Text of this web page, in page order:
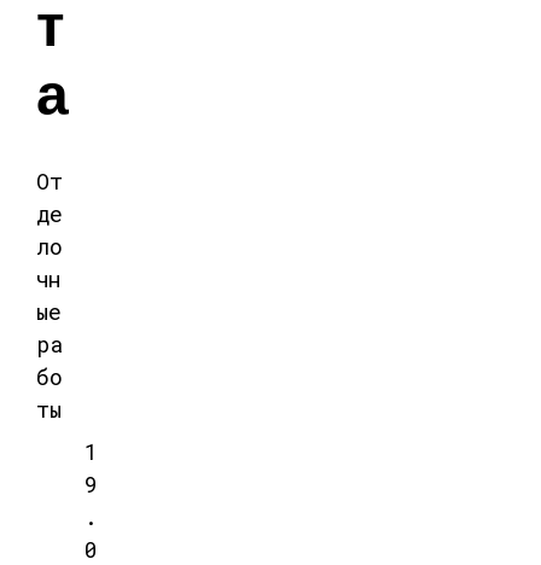
т
а
От
де
ло
чн
ые
ра
бо
ты
1
9
.
0